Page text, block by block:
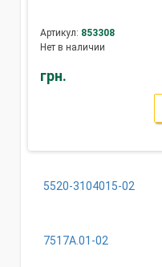
Артикул: 853308
Нет в наличии
грн.
5520-3104015-02
7517А.01-02